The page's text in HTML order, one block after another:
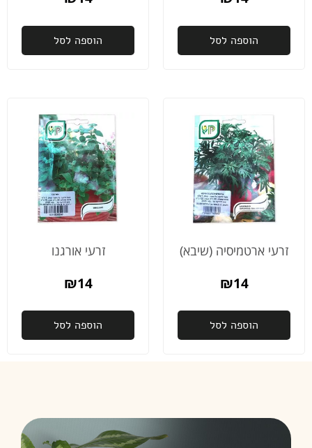
הערב
הבייתה
הוספה לסל הוספה לסל
זרעי ארטמיסיה (שיבא)
₪14
הוספה לסל
זרעי אורגנו
₪14
הוספה לסל